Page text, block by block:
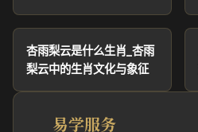
杏雨梨云是什么生肖_杏雨
梨云中的生肖文化与象征
易学服务